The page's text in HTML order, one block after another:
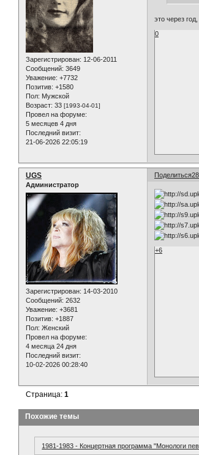
Зарегистрирован: 12-06-2011
Сообщений: 3649
Уважение: +7732
Позитив: +1580
Пол: Мужской
Возраст: 33 [1993-04-01]
Провел на форуме:
5 месяцев 4 дня
Последний визит:
21-06-2026 22:05:19
это через
0
Поделиться
UGS
Администратор
Зарегистрирован: 14-03-2010
Сообщений: 2632
Уважение: +3681
Позитив: +1887
Пол: Женский
Провел на форуме:
4 месяца 24 дня
Последний визит:
10-02-2026 00:28:40
+6
Страница:1
Похожие темы
1981-1983 - Концертная программа "Монологи